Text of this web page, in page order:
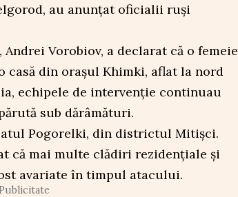
au anunțat oficialii ruși
Vorobiov, a declarat că o femeie
casă din orașul Khimki, aflat la nord
echipele de intervenție continuau
sub dărâmături.
Pogorelki, din districtul Mitișci.
că mai multe clădiri rezidențiale și
avariate în timpul atacului.